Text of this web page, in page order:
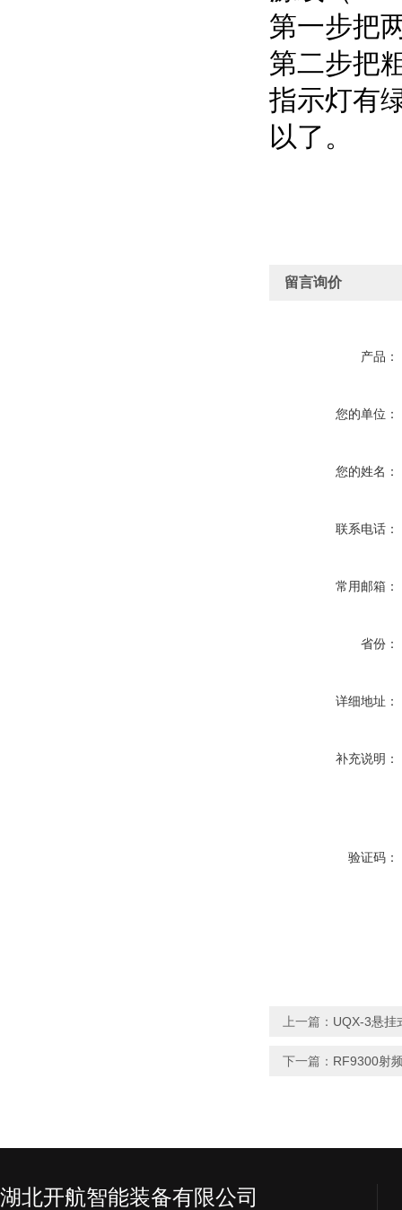
第一步把
第二步把
指示灯有
以了。
留言询价
产品：
您的单位：
您的姓名：
联系电话：
常用邮箱：
省份：
详细地址：
补充说明：
验证码：
上一篇： UQX-3悬挂
下一篇： RF9300射
湖北开航智能装备有限公司